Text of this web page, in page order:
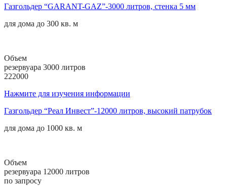
Газгольдер “GARANT-GAZ”-3000 литров, стенка 5 мм
для дома до 300 кв. м
Объем
резервуара 3000 литров
222000
Нажмите для изучения информации
Газгольдер “Реал Инвест”-12000 литров, высокий патрубок
для дома до 1000 кв. м
Объем
резервуара 12000 литров
по запросу